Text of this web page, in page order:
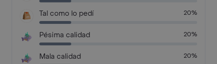
Tal como lo pedí 20%
Pésima calidad 20%
Mala calidad 20%